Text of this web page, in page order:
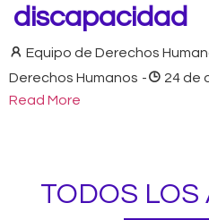
discapacidad
Equipo de Derechos
Derechos Humanos - 24 de
Read More
TODOS LOS